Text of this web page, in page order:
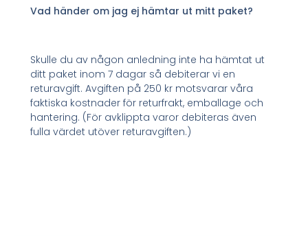
Vad händer om jag ej hämtar ut mitt paket?
Skulle du av någon anledning inte ha hämtat ut
ditt paket inom 7 dagar så debiterar vi en
returavgift. Avgiften på 250 kr motsvarar våra
faktiska kostnader för returfrakt, emballage och
hantering. (För avklippta varor debiteras även
fulla värdet utöver returavgiften.)